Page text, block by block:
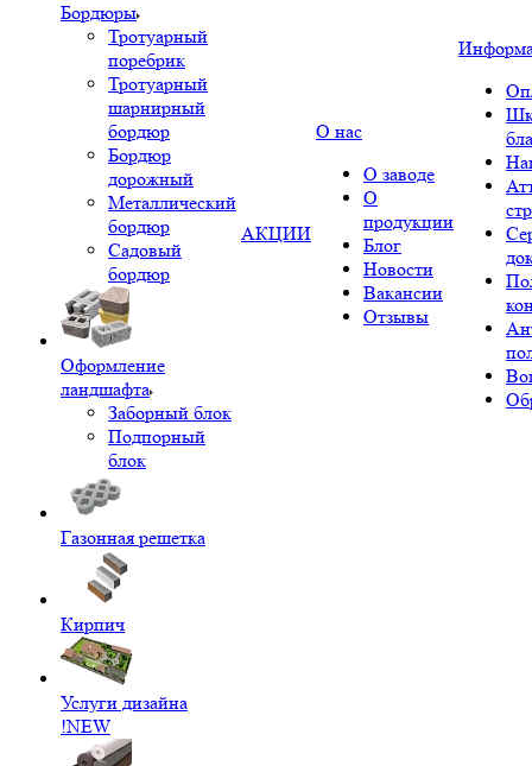
Бордюры
Тротуарный
поребрик
Тротуарный
шарнирный
бордюр
Бордюр
дорожный
Металлический
бордюр
Садовый
бордюр
Оформление
ландшафта
Заборный блок
Подпорный
блок
Газонная решетка
Кирпич
Услуги дизайна
!NEW
АКЦИИ
О нас
О заводе
О
продукции
Блог
Новости
Вакансии
Отзывы